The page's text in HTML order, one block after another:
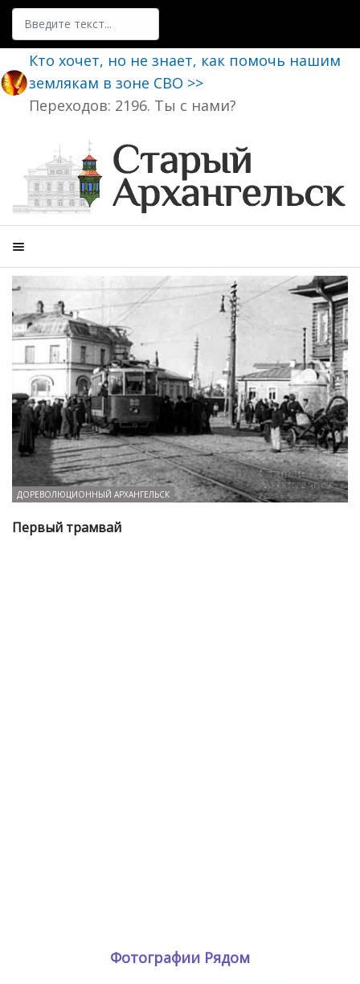
Поиск
Кто хочет, но не знает, как помочь нашим
землякам в зоне СВО >>
Переходов: 2196. Ты с нами?
ДОРЕВОЛЮЦИОННЫЙ АРХАНГЕЛЬСК
Первый трамвай
Фотографии Рядом